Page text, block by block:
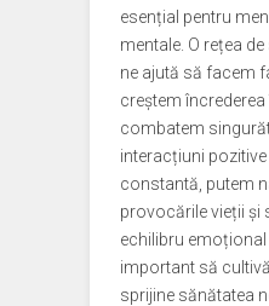
esențial pentru
mentale. O rețea
ne ajută să facem
creștem încrederea
combatem
interacțiuni
constantă, putem
provocările vieții și
echilibru
important să
sprijine sănătatea